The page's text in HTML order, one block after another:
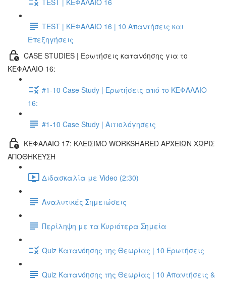
TEST | ΚΕΦΑΛΑΙΟ 16 | 10 Απαντήσεις και
Επεξηγήσεις
CASE STUDIES | Ερωτήσεις κατανόησης για το
ΚΕΦΑΛΑΙΟ 16:
#1-10 Case Study | Ερωτήσεις από το ΚΕΦΑΛΑΙΟ
16:
#1-10 Case Study | Αιτιολόγησεις
ΚΕΦΑΛΑΙΟ 17: ΚΛΕΙΣΙΜΟ WORKSHARED ΑΡΧΕΙΩΝ ΧΩΡΙΣ
ΑΠΟΘΗΚΕΥΣΗ
Διδασκαλία με Video (2:30)
Αναλυτικές Σημειώσεις
Περίληψη με τα Κυριότερα Σημεία
Quiz Κατανόησης της Θεωρίας | 10 Ερωτήσεις
Quiz Κατανόησης της Θεωρίας | 10 Απαντήσεις &